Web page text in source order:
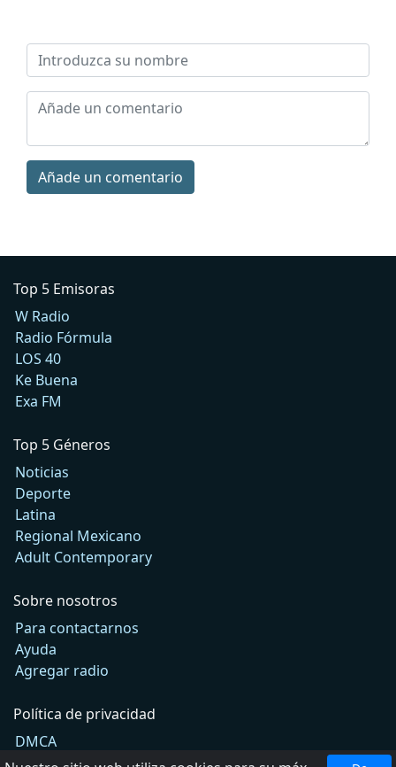
Añade un comentario
Top 5 Emisoras
W Radio
Radio Fórmula
LOS 40
Ke Buena
Exa FM
Top 5 Géneros
Noticias
Deporte
Latina
Regional Mexicano
Adult Contemporary
Sobre nosotros
Para contactarnos
Ayuda
Agregar radio
Política de privacidad
DMCA
Términos de Uso